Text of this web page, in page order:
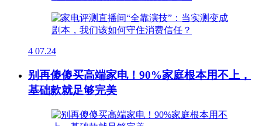
4 07.24
别再傻傻买高端家电！90%家庭根本用不上，
基础款就足够完美